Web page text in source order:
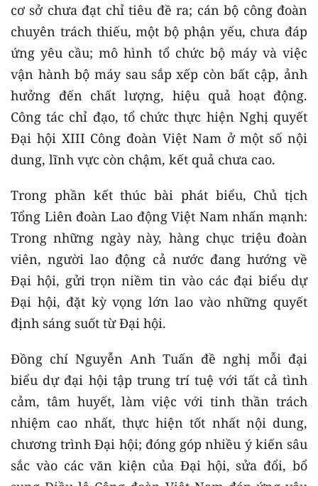
cơ sở chưa đạt chỉ tiêu đề ra; cán bộ công đoàn
chuyên trách thiếu, một bộ phận yếu, chưa đáp
ứng yêu cầu; mô hình tổ chức bộ máy và việc
vận hành bộ máy sau sắp xếp còn bất cập, ảnh
hưởng đến chất lượng, hiệu quả hoạt động.
Công tác chỉ đạo, tổ chức thực hiện Nghị quyết
Đại hội XIII Công đoàn Việt Nam ở một số nội
dung, lĩnh vực còn chậm, kết quả chưa cao.
Trong phần kết thúc bài phát biểu, Chủ tịch
Tổng Liên đoàn Lao động Việt Nam nhấn mạnh:
Trong những ngày này, hàng chục triệu đoàn
viên, người lao động cả nước đang hướng về
Đại hội, gửi trọn niềm tin vào các đại biểu dự
Đại hội, đặt kỳ vọng lớn lao vào những quyết
định sáng suốt từ Đại hội.
Đồng chí Nguyễn Anh Tuấn đề nghị mỗi đại
biểu dự đại hội tập trung trí tuệ với tất cả tình
cảm, tâm huyết, làm việc với tinh thần trách
nhiệm cao nhất, thực hiện tốt nhất nội dung,
chương trình Đại hội; đóng góp nhiều ý kiến sâu
sắc vào các văn kiện của Đại hội, sửa đổi, bổ